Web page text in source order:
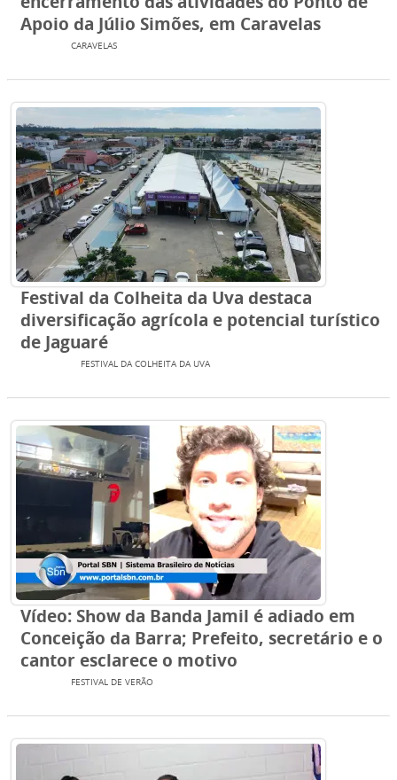
Apoio da Júlio Simões, em Caravelas
CARAVELAS
Festival da Colheita da Uva destaca
diversificação agrícola e potencial turístico
de Jaguaré
FESTIVAL DA COLHEITA DA UVA
Vídeo: Show da Banda Jamil é adiado em
Conceição da Barra; Prefeito, secretário e o
cantor esclarece o motivo
FESTIVAL DE VERÃO